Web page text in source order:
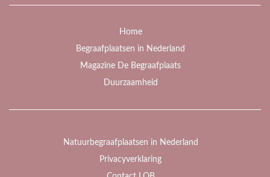
Home
Begraafplaatsen in Nederland
Magazine De Begraafplaats
Duurzaamheid
Natuurbegraafplaatsen in Nederland
Privacyverklaring